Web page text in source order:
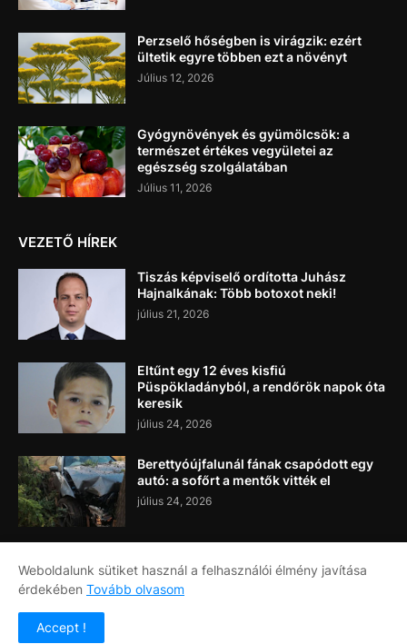
Perzselő hőségben is virágzik: ezért
ültetik egyre többen ezt a növényt
Július 12, 2026
Gyógynövények és gyümölcsök: a
természet értékes vegyületei az
egészség szolgálatában
Július 11, 2026
VEZETŐ HÍREK
Tiszás képviselő ordította Juhász
Hajnalkának: Több botoxot neki!
július 21, 2026
Eltűnt egy 12 éves kisfiú
Püspökladányból, a rendőrök napok óta
keresik
július 24, 2026
Berettyóújfalunál fának csapódott egy
autó: a sofőrt a mentők vitték el
július 24, 2026
Címlap Rólunk
Weboldalunk sütiket használ a felhasználói élmény javítása
érdekében Tovább olvasom
Accept !